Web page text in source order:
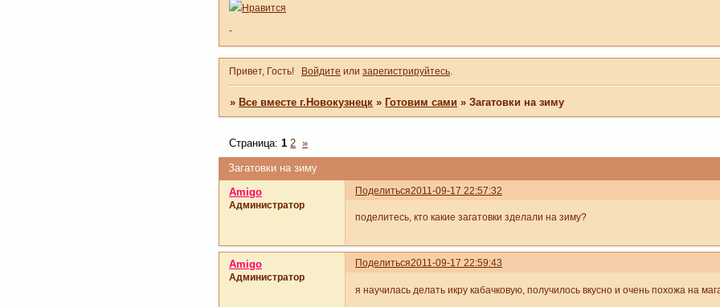
Нравится
-
Привет, Гость! Войдите или зарегистрируйтесь.
»Все вместе г.Новокузнецк »Готовим сами »Загатовки на зиму
Загатовки на зиму
Страница:1 2 »
Поделиться2011-09-17 22:57:32
Amigo
Администратор
поделитесь, кто какие загатовки зделали на зиму?
Поделиться2011-09-17 22:59:43
Amigo
Администратор
я научилась делать икру кабачковую, получилось вкусно и очень похожа на